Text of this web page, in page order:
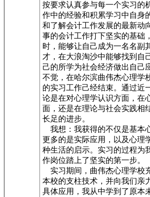
按要求认真参与每一个实习的
作中的经验和积累学习中自身
和了解会计工作发展的最新动
事的会计工作打下坚实的基础
时，能够让自己成为一名名副
才，在大浪淘沙中能够找到自
己的所学为社会经济做出自己
不觉，在哈尔滨曲伟杰心理学
的实习工作己经结束。通过近
论是在对心理学认识方面，在
面，还是在理论与社会实践相
长足的进步。
我想：我获得的不仅是基本
更多的是实际应用，以及心理
种生活的启示。实习的过程为
作岗位踏上了坚实的第一步。
实习期间，曲伟杰心理学校
本校的支柱技术，并向我们亲
具体应用，我从中学到了原本